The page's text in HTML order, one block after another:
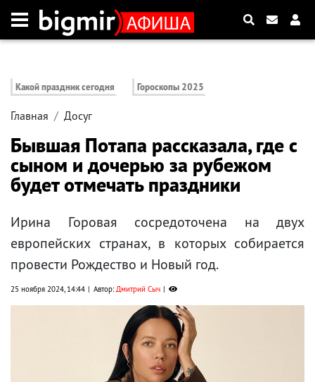
Какой праздник сегодня Гороскопы 2025
Главная Досуг
Бывшая Потапа рассказала, где с
сыном и дочерью за рубежом
будет отмечать праздники
Ирина Горовая сосредоточена на двух
европейских странах, в которых собирается
провести Рождество и Новый год.
25 ноября 2024, 14:44 Автор:Дмитрий Сыч